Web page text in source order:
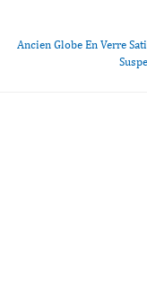
Ancien Globe En Verre